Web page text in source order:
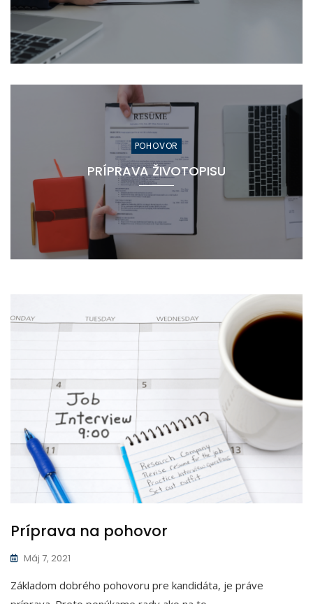
POHOVOR
PRÍPRAVA ŽIVOTOPISU
Blog
Príprava na pohovor
Máj 7, 2021
Základom dobrého pohovoru pre kandidáta, je práve